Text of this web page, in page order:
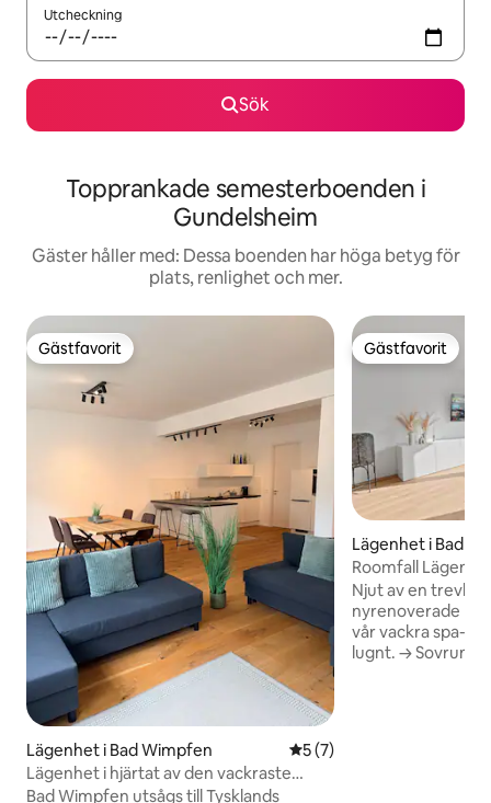
Utcheckning
Sök
Topprankade semesterboenden i
Gundelsheim
Gäster håller med: Dessa boenden har höga betyg för
plats, renlighet och mer.
Gästfavorit
Gästfavorit
Lägenhet i Bad Wimpfen 5 av 5 i genomsnittligt
5 (7)
Lägenhet i hjärtat av den vackraste
gamla staden
Bad Wimpfen utsågs till Tysklands
Gästfavorit
Gästfavorit
Lägenhet i Bad
Roomfall
WiFi & balkong
Njut av en trevlig
nyrenoverade
vår vackra spa-
lugnt. → Sovrum med dubbelsäng och